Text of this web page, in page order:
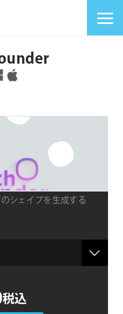
シェイプを生成する
税込